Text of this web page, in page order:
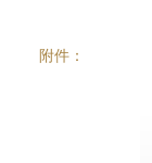
附件：